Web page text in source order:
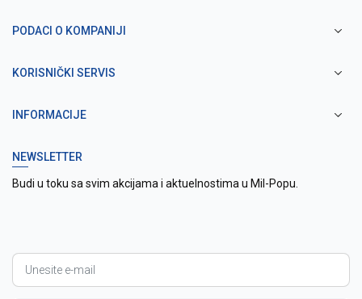
PODACI O KOMPANIJI
KORISNIČKI SERVIS
INFORMACIJE
NEWSLETTER
Budi u toku sa svim akcijama i aktuelnostima u Mil-Popu.